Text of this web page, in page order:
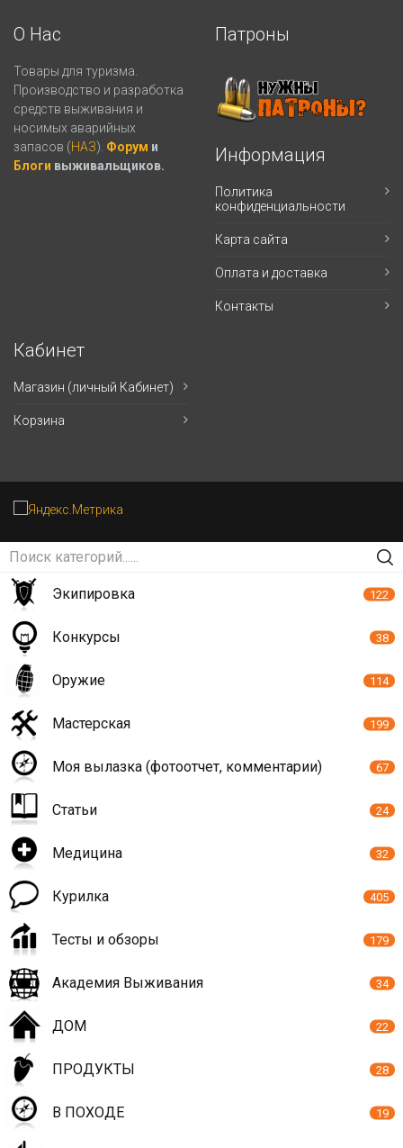
О Нас
Товары для туризма.
Производство и разработка
средств выживания и
носимых аварийных
запасов (НАЗ). Форум и
Блоги выживальщиков.
Патроны
Информация
Политика
конфиденциальности
Карта сайта
Оплата и доставка
Контакты
Кабинет
Магазин (личный Кабинет)
Корзина
Экипировка 122
Конкурсы 38
Оружие 114
Мастерская 199
Моя вылазка (фотоотчет, комментарии) 67
Статьи 24
Медицина 32
Курилка 405
Тесты и обзоры 179
Академия Выживания 34
ДОМ 22
ПРОДУКТЫ 28
В ПОХОДЕ 19